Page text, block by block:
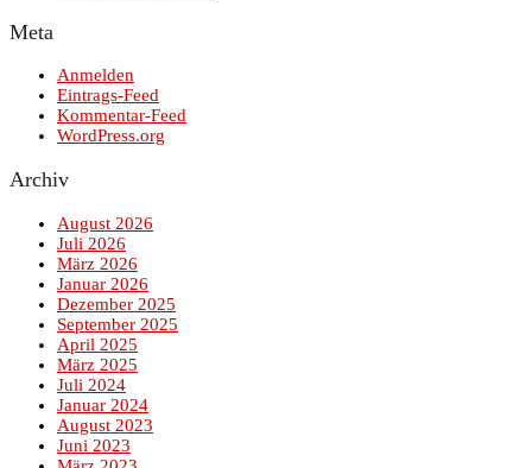
Meta
Anmelden
Eintrags-Feed
Kommentar-Feed
WordPress.org
Archiv
August 2026
Juli 2026
März 2026
Januar 2026
Dezember 2025
September 2025
April 2025
März 2025
Juli 2024
Januar 2024
August 2023
Juni 2023